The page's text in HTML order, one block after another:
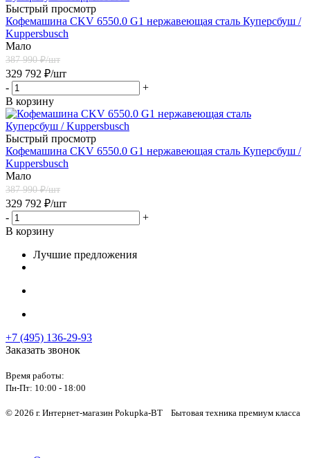
Быстрый просмотр
Кофемашина CKV 6550.0 G1 нержавеющая сталь Куперсбуш /
Kuppersbusch
Мало
387 990₽/шт
329 792 ₽/шт
-
+
В корзину
Быстрый просмотр
Кофемашина CKV 6550.0 G1 нержавеющая сталь Куперсбуш /
Kuppersbusch
Мало
387 990₽/шт
329 792 ₽/шт
-
+
В корзину
Лучшие предложения
+7 (495) 136-29-93
Заказать звонок
Время работы:
Пн-Пт: 10:00 - 18:00
© 2026 г. Интернет-магазин Pokupka-BT Бытовая техника премиум класса